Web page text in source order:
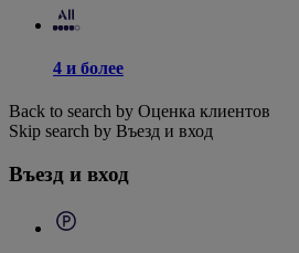
4 и более
Back to search by Оценка клиентов
Skip search by Въезд и вход
Въезд и вход